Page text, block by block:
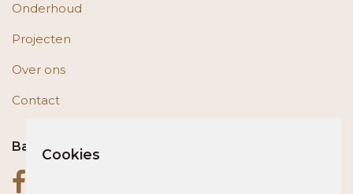
Onderhoud
Projecten
Over ons
Contact
Bas op social media
Cookies